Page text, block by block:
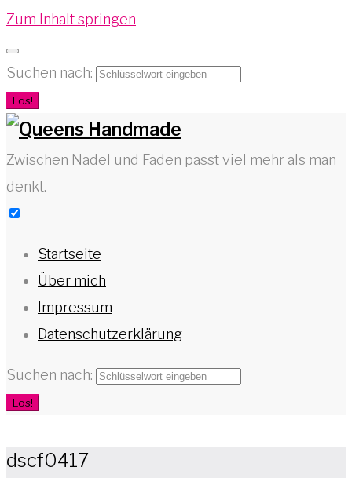
Zum Inhalt springen
Suchen nach:
Los!
Zwischen Nadel und Faden passt viel mehr als man
denkt.
Startseite
Über mich
Impressum
Datenschutzerklärung
Suchen nach:
Los!
dscf0417